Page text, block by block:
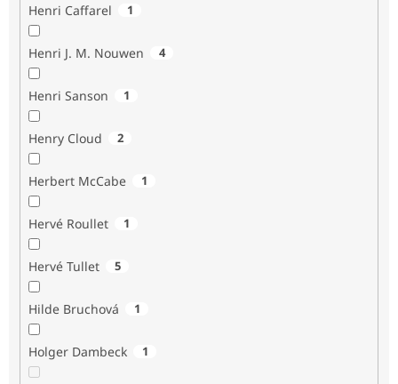
Henri Caffarel 1
Henri J. M. Nouwen 4
Henri Sanson 1
Henry Cloud 2
Herbert McCabe 1
Hervé Roullet 1
Hervé Tullet 5
Hilde Bruchová 1
Holger Dambeck 1